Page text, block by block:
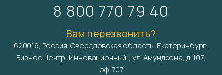
8 800 770 79 40
Вам перезвонить?
620016, Россия, Свердловская область, Екатеринбург,
Бизнес Центр "Инновационный", ул. Амундсена, д. 107,
оф. 707